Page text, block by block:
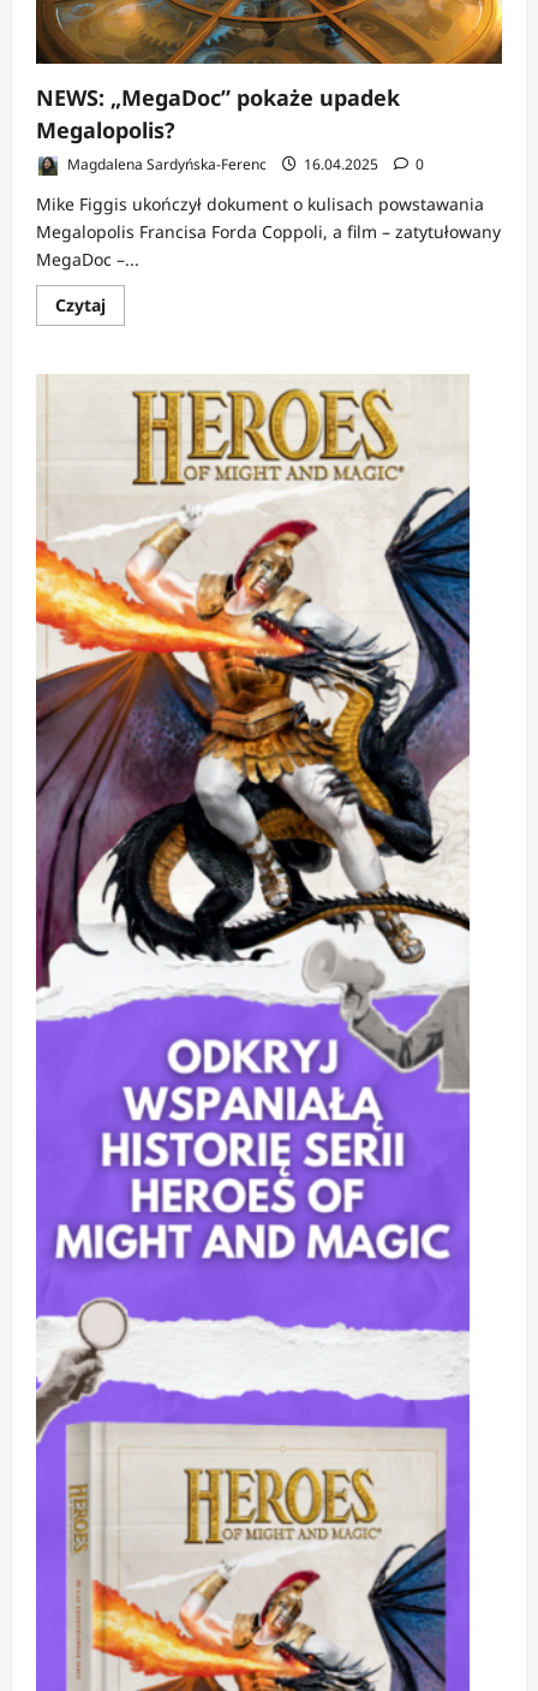
NEWS: „MegaDoc” pokaże upadek
Megalopolis?
Magdalena Sardyńska-Ferenc 16.04.2025 0
Mike Figgis ukończył dokument o kulisach powstawania
Megalopolis Francisa Forda Coppoli, a film – zatytułowany
MegaDoc –...
CzytajDowiedz
się
NEWS:
„MegaDoc”
pokaże
upadek
Megalopolis?